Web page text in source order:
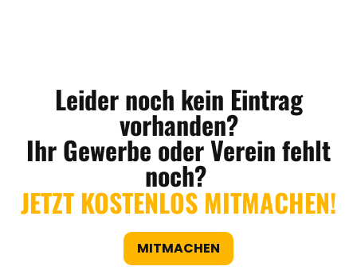
Leider noch kein Eintrag
vorhanden?
Ihr Gewerbe oder Verein fehlt
noch?
JETZT KOSTENLOS MITMACHEN!
MITMACHEN